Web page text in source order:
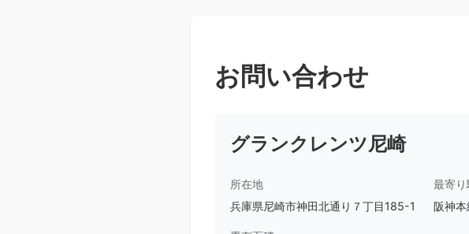
お問い合わせ
グランクレンツ尼崎
所在地
兵庫県尼崎市神田北通り７丁目185-1
最寄り
阪神